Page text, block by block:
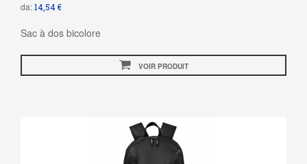
da:14,54 €
Sac à dos bicolore
VOIR PRODUIT